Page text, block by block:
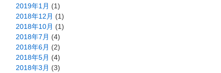
2019年1月 (1)
2018年12月 (1)
2018年10月 (1)
2018年7月 (4)
2018年6月 (2)
2018年5月 (4)
2018年3月 (3)